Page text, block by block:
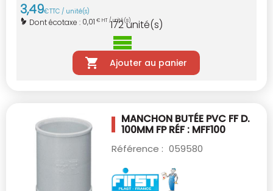
3,49€TTC / unité(s)
Dont écotaxe : 0,01 € HT / unité(s)
172unité(s)
Ajouter au panier
MANCHON BUTÉE PVC FF D.
100MM FP RÉF : MFF100
Référence : 059580